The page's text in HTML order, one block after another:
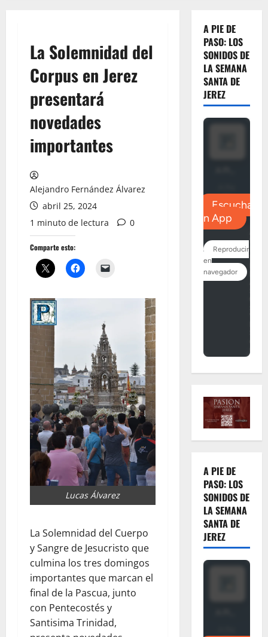
La Solemnidad del
Corpus en Jerez
presentará
novedades
importantes
Alejandro Fernández Álvarez
abril 25, 2024
1 minuto de lectura
0
Comparte esto:
Lucas Álvarez
La Solemnidad del Cuerpo
y Sangre de Jesucristo que
culmina los tres domingos
importantes que marcan el
final de la Pascua, junto
con Pentecostés y
Santisima Trinidad,
A PIE DE
PASO: LOS
SONIDOS DE
LA SEMANA
SANTA DE
JEREZ
A PIE DE
PASO: LOS
SONIDOS DE
LA SEMANA
SANTA DE
JEREZ